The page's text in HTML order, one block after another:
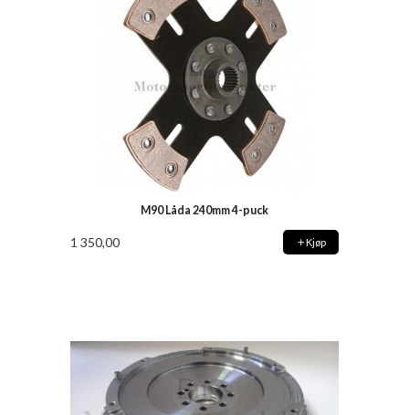
M90 Låda 240mm 4-puck
1 350,00 Kjøp